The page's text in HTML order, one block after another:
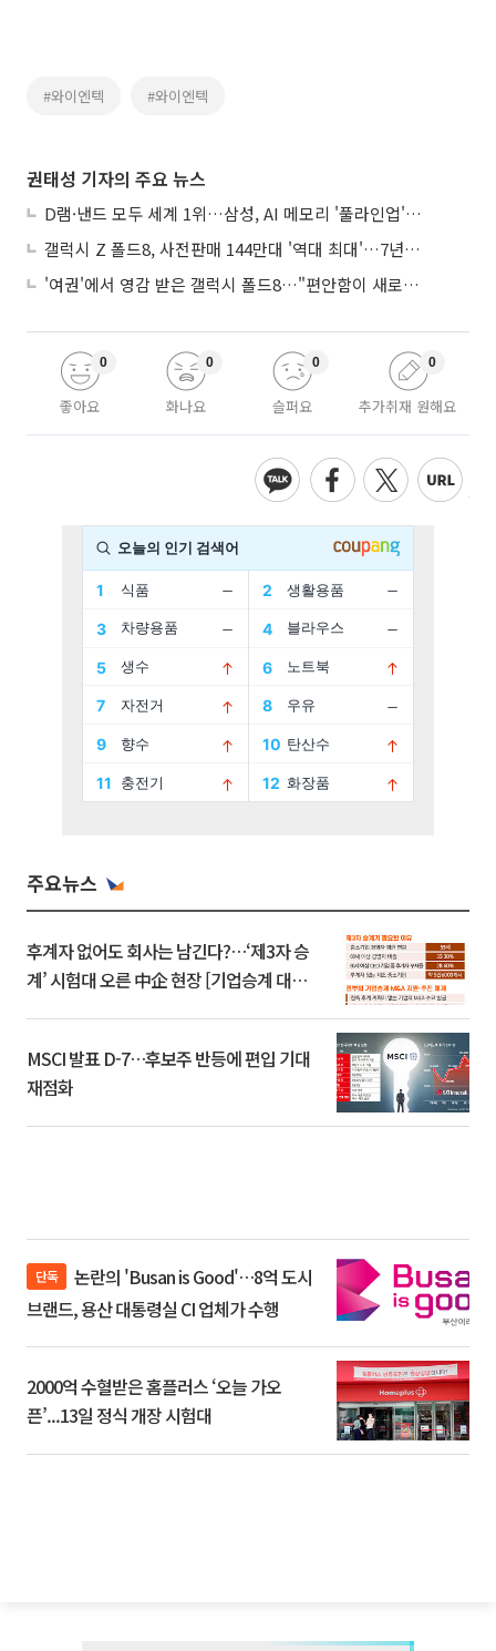
#와이엔텍 #와이엔텍
권태성 기자의 주요 뉴스
D램·낸드 모두 세계 1위…삼성, AI 메모리 '풀라인업'으로 승부
갤럭시 Z 폴드8, 사전판매 144만대 '역대 최대'…7년만에 갤노트10 기록 넘어
'여권'에서 영감 받은 갤럭시 폴드8…"편안함이 새로운 디자인 경쟁력"
좋아요
0
화나요
0
슬퍼요
0
추가취재 원해요
0
주요뉴스
후계자 없어도 회사는 남긴다?…‘제3자 승
계’ 시험대 오른 中企 현장 [기업승계 대전
MSCI 발표 D-7…후보주 반등에 편입 기대
재점화
단독
브랜드, 용산 대통령실 CI 업체가 수행
2000억 수혈받은 홈플러스 ‘오늘 가오
픈’...13일 정식 개장 시험대